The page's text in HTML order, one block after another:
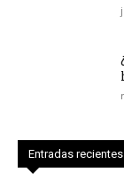
Entradas recientes